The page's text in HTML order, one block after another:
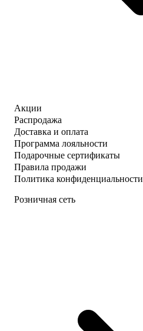
Акции
Распродажа
Доставка и оплата
Программа лояльности
Подарочные сертификаты
Правила продажи
Политика конфиденциальности
Розничная сеть